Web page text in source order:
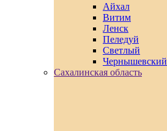
Айхал
Витим
Ленск
Пеледуй
Светлый
Чернышевский
Сахалинская область